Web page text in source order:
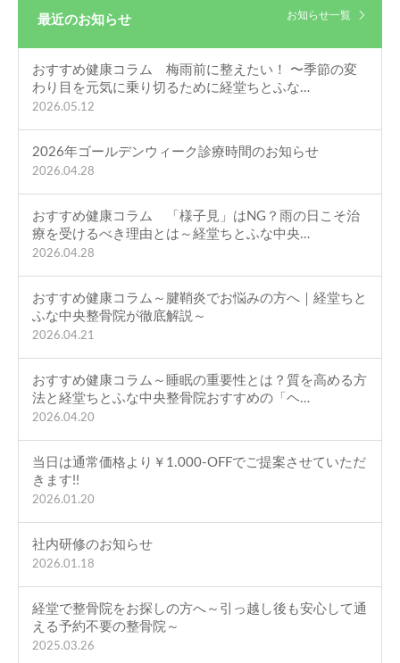
最近のお知らせ お知らせ一覧
おすすめ健康コラム 梅雨前に整えたい！ 〜季節の変
わり目を元気に乗り切るために経堂ちとふな…
2026.05.12
2026年ゴールデンウィーク診療時間のお知らせ
2026.04.28
おすすめ健康コラム 「様子見」はNG？雨の日こそ治
療を受けるべき理由とは～経堂ちとふな中央…
2026.04.28
おすすめ健康コラム～腱鞘炎でお悩みの方へ｜経堂ちと
ふな中央整骨院が徹底解説～
2026.04.21
おすすめ健康コラム～睡眠の重要性とは？質を高める方
法と経堂ちとふな中央整骨院おすすめの「ヘ…
2026.04.20
当日は通常価格より￥1.000-OFFでご提案させていただ
きます!!
2026.01.20
社内研修のお知らせ
2026.01.18
経堂で整骨院をお探しの方へ～引っ越し後も安心して通
える予約不要の整骨院～
2025.03.26